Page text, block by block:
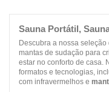
Sauna Portátil,
Descubra a nossa seleção
mantas de sudação para
estar no conforto de casa.
formatos e tecnologias,
com infravermelhos e